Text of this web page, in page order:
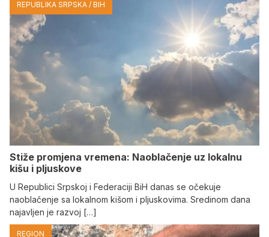
REPUBLIKA SRPSKA / BIH
Stiže promjena vremena: Naoblačenje uz lokalnu
kišu i pljuskove
U Republici Srpskoj i Federaciji BiH danas se očekuje
naoblačenje sa lokalnom kišom i pljuskovima. Sredinom dana
najavljen je razvoj […]
REGION